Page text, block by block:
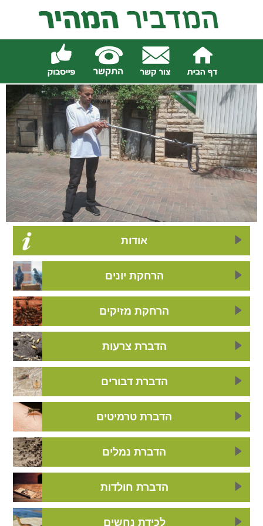
אודות
הרחקת יונים
הרחקת מזיקים
הדברת צרעות
הדברת דבורים
הדברת טרמיטים
הדברת נמלים
הדברת חולדות
לכידת נחשים